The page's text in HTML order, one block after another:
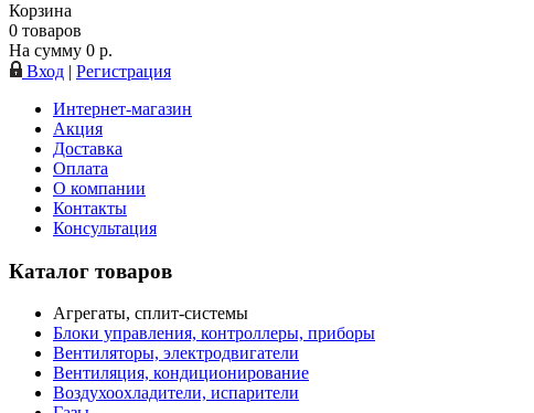
Корзина
0 товаров
На сумму 0 р.
Вход | Регистрация
Интернет-магазин
Акция
Доставка
Оплата
О компании
Контакты
Консультация
Каталог товаров
Агрегаты, сплит-системы
Блоки управления, контроллеры, приборы
Вентиляторы, электродвигатели
Вентиляция, кондиционирование
Воздухоохладители, испарители